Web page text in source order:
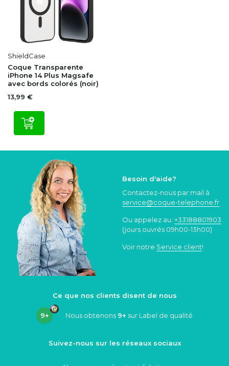
ShieldCase
Coque Transparente
iPhone 14 Plus Magsafe
avec bords colorés (noir)
13,99 €
Besoin d'aide?
Contactez-nous par mail à
service@coque-telephone.fr
Ou appelez au: +33188801903
(jours ouvrés 09h00-13h00)
Voir notre Service client!
Ce que nos clients disent de nous
9+ Nous obtenons 9+ sur Label de qualité
Suivez-nous sur les réseaux sociaux